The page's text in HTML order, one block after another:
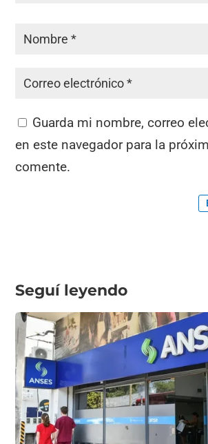
Guarda mi nombre, correo
en este navegador para la
comente.
Seguí leyendo